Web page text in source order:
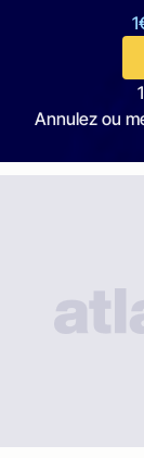
Annulez ou